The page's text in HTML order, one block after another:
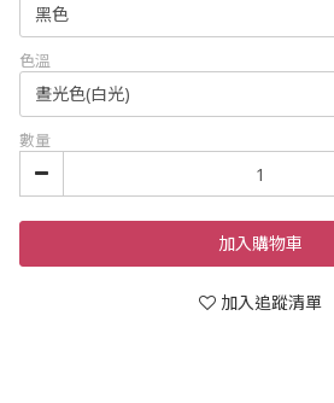
色溫
數量
加入購物車
加入追蹤清單